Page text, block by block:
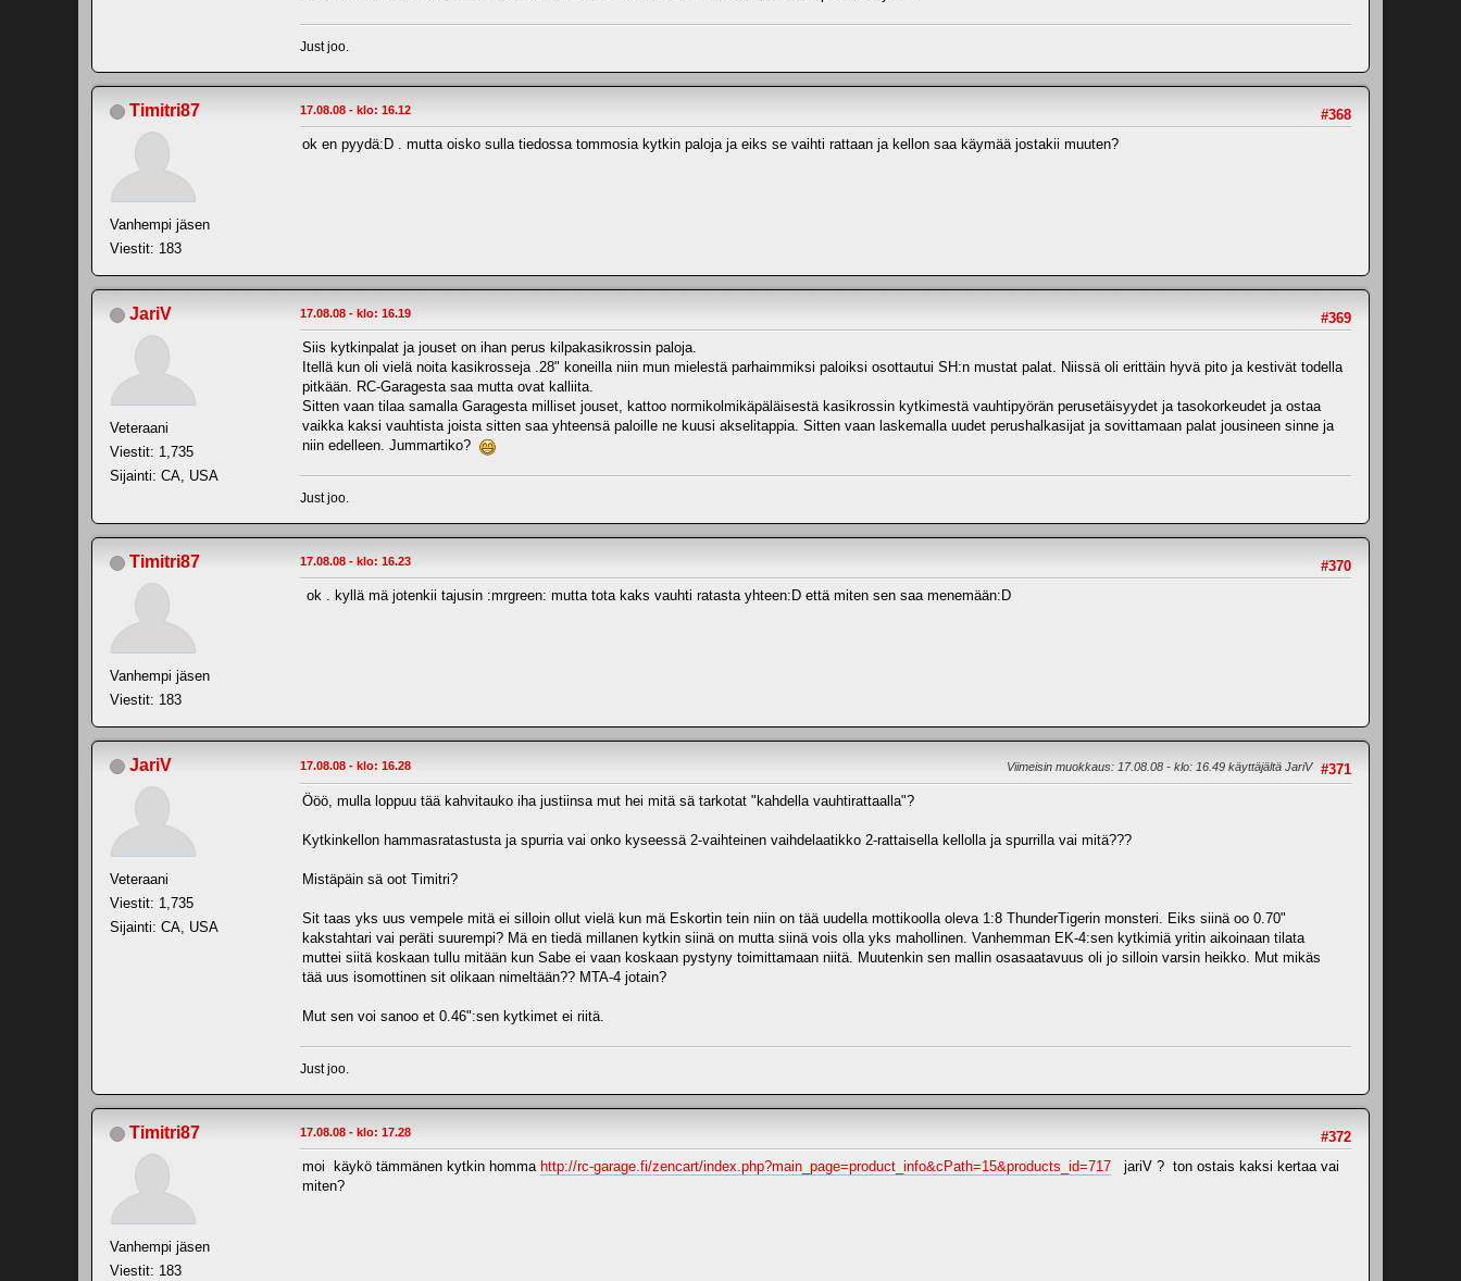
Just joo.
Timitri87
Vanhempi jäsen
Viestit: 183
#368
17.08.08 - klo: 16.12
ok en pyydä:D . mutta oisko sulla tiedossa tommosia kytkin paloja ja eiks se vaihti rattaan ja kellon saa käymää jostakii muuten?
JariV
Veteraani
Viestit: 1,735
Sijainti: CA, USA
#369
17.08.08 - klo: 16.19
Siis kytkinpalat ja jouset on ihan perus kilpakasikrossin paloja.
Itellä kun oli vielä noita kasikrosseja .28" koneilla niin mun mielestä parhaimmiksi paloiksi osottautui SH:n mustat palat. Niissä oli erittäin hyvä pito ja kestivät todella
pitkään. RC-Garagesta saa mutta ovat kalliita.
Sitten vaan tilaa samalla Garagesta milliset jouset, kattoo normikolmikäpäläisestä kasikrossin kytkimestä vauhtipyörän perusetäisyydet ja tasokorkeudet ja ostaa
vaikka kaksi vauhtista joista sitten saa yhteensä paloille ne kuusi akselitappia. Sitten vaan laskemalla uudet perushalkasijat ja sovittamaan palat jousineen sinne ja
niin edelleen. Jummartiko?
Just joo.
Timitri87
Vanhempi jäsen
Viestit: 183
#370
17.08.08 - klo: 16.23
ok . kyllä mä jotenkii tajusin :mrgreen: mutta tota kaks vauhti ratasta yhteen:D että miten sen saa menemään:D
JariV
Veteraani
Viestit: 1,735
Sijainti: CA, USA
#371
17.08.08 - klo: 16.28 Viimeisin muokkaus: 17.08.08 - klo: 16.49 käyttäjältä JariV
Ööö, mulla loppuu tää kahvitauko iha justiinsa mut hei mitä sä tarkotat "kahdella vauhtirattaalla"?
Kytkinkellon hammasratastusta ja spurria vai onko kyseessä 2-vaihteinen vaihdelaatikko 2-rattaisella kellolla ja spurrilla vai mitä???
Mistäpäin sä oot Timitri?
Sit taas yks uus vempele mitä ei silloin ollut vielä kun mä Eskortin tein niin on tää uudella mottikoolla oleva 1:8 ThunderTigerin monsteri. Eiks siinä oo 0.70"
kakstahtari vai peräti suurempi? Mä en tiedä millanen kytkin siinä on mutta siinä vois olla yks mahollinen. Vanhemman EK-4:sen kytkimiä yritin aikoinaan tilata
muttei siitä koskaan tullu mitään kun Sabe ei vaan koskaan pystyny toimittamaan niitä. Muutenkin sen mallin osasaatavuus oli jo silloin varsin heikko. Mut mikäs
tää uus isomottinen sit olikaan nimeltään?? MTA-4 jotain?
Mut sen voi sanoo et 0.46":sen kytkimet ei riitä.
Just joo.
Timitri87
Vanhempi jäsen
Viestit: 183
#372
17.08.08 - klo: 17.28
moi käykö tämmänen kytkin homma http://rc-garage.fi/zencart/index.php?main_page=product_info&cPath=15&products_id=717 jariV ? ton ostais kaksi kertaa vai
miten?